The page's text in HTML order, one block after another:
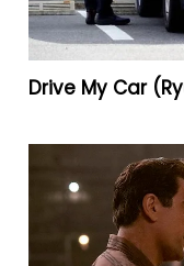
Drive My Car